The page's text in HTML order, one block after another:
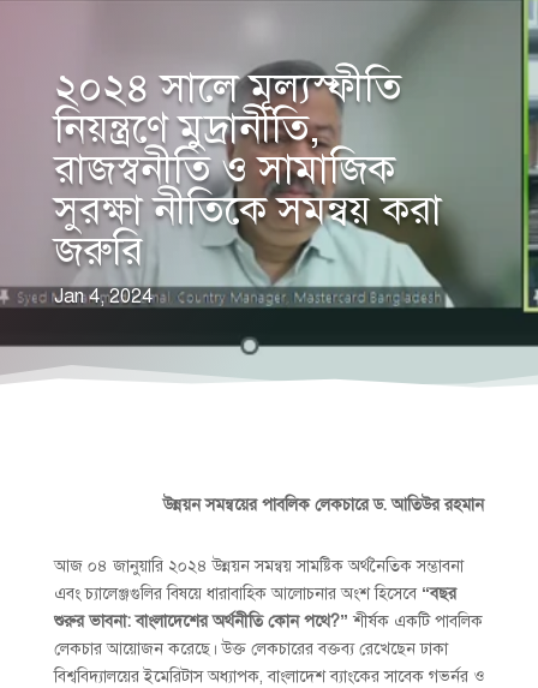
২০২৪ সালে মূল্যস্ফীতি
নিয়ন্ত্রণে মুদ্রানীতি,
রাজস্বনীতি ও সামাজিক
সুরক্ষা নীতিকে সমন্বয় করা
জরুরি
Jan 4, 2024
উন্নয়ন সমন্বয়ের পাবলিক লেকচারে ড. আতিউর রহমান
আজ ০৪ জানুয়ারি ২০২৪ উন্নয়ন সমন্বয় সামষ্টিক অর্থনৈতিক সম্ভাবনা
এবং চ্যালেঞ্জগুলির বিষয়ে ধারাবাহিক আলোচনার অংশ হিসেবে “বছর
শুরুর ভাবনা: বাংলাদেশের অর্থনীতি কোন পথে?” শীর্ষক একটি পাবলিক
লেকচার আয়োজন করেছে। উক্ত লেকচারের বক্তব্য রেখেছেন ঢাকা
বিশ্ববিদ্যালয়ের ইমেরিটাস অধ্যাপক, বাংলাদেশ ব্যাংকের সাবেক গভর্নর ও